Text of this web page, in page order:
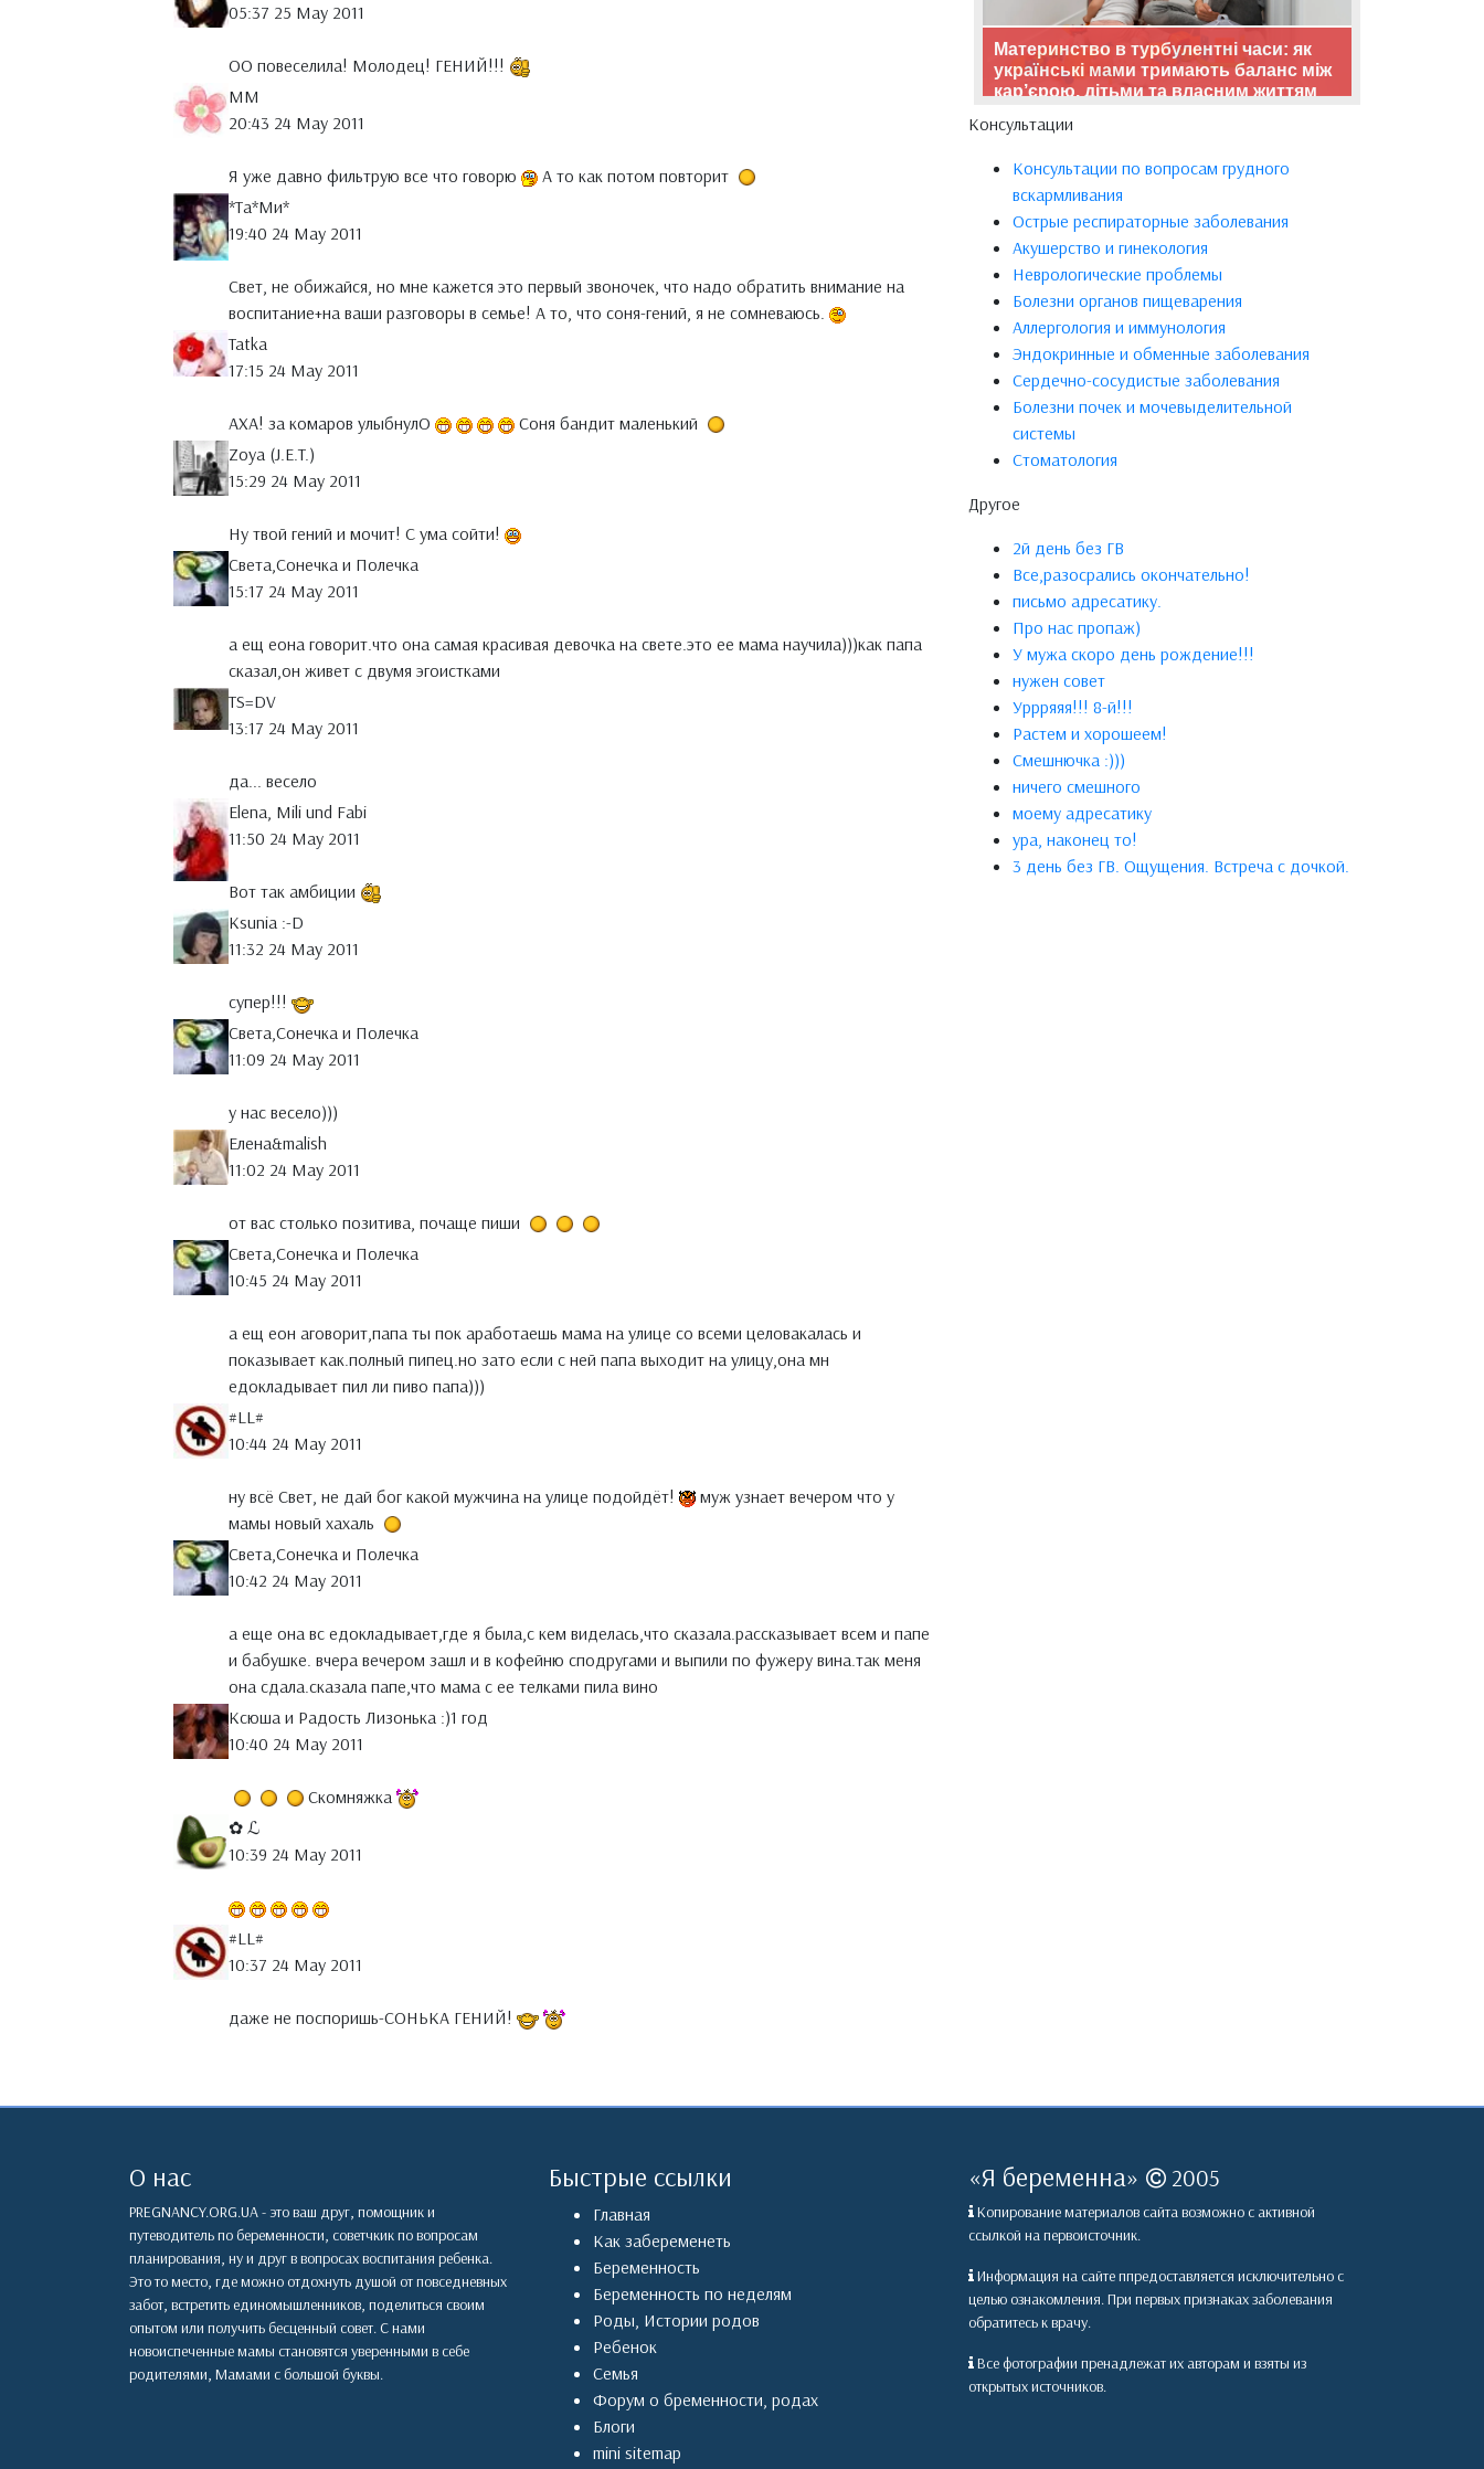
05:37 25 May 2011
ОО повеселила! Молодец! ГЕНИЙ!!!
MM
20:43 24 May 2011
Я уже давно фильтрую все что говорю
А то как потом повторит
*Тa*Ми*
19:40 24 May 2011
Свет, не обижайся, но мне кажется это первый звоночек, что надо обратить внимание на
воспитание+на ваши разговоры в семье! А то, что соня-гений, я не сомневаюсь.
Tatka
17:15 24 May 2011
АХА! за комаров улыбнулО
Соня бандит маленький
Zoya (J.E.T.)
15:29 24 May 2011
Ну твой гений и мочит! С ума сойти!
Света,Сонечка и Полечка
15:17 24 May 2011
а ещ еона говорит.что она самая красивая девочка на свете.это ее мама научила)))как папа
сказал,он живет с двумя эгоистками
TS=DV
13:17 24 May 2011
да... весело
Elena, Mili und Fabi
11:50 24 May 2011
Вот так амбиции
Ksunia :-D
11:32 24 May 2011
супер!!!
Света,Сонечка и Полечка
11:09 24 May 2011
у нас весело)))
Елена&malish
11:02 24 May 2011
от вас столько позитива, почаще пиши
Света,Сонечка и Полечка
10:45 24 May 2011
а ещ еон аговорит,папа ты пок аработаешь мама на улице со всеми целовакалась и
показывает как.полный пипец.но зато если с ней папа выходит на улицу,она мн
едокладывает пил ли пиво папа)))
#LL#
10:44 24 May 2011
ну всё Свет, не дай бог какой мужчина на улице подойдёт!
муж узнает вечером что у
мамы новый хахаль
Света,Сонечка и Полечка
10:42 24 May 2011
а еще она вс едокладывает,где я была,с кем виделась,что сказала.рассказывает всем и папе
и бабушке. вчера вечером зашл и в кофейню сподругами и выпили по фужеру вина.так меня
она сдала.сказала папе,что мама с ее телками пила вино
Ксюша и Радость Лизонька :)1 год
10:40 24 May 2011
Скомняжка
✿ ℒ
10:39 24 May 2011
#LL#
10:37 24 May 2011
даже не поспоришь-СОНЬКА ГЕНИЙ!
Материнство в турбулентні часи: як
українські мами тримають баланс між
кар’єрою, дітьми та власним життям
Консультации
Консультации по вопросам грудного
вскармливания
Острые респираторные заболевания
Акушерство и гинекология
Неврологические проблемы
Болезни органов пищеварения
Аллергология и иммунология
Эндокринные и обменные заболевания
Сердечно-сосудистые заболевания
Болезни почек и мочевыделительной
системы
Стоматология
Другое
2й день без ГВ
Все,разосрались окончательно!
письмо адресатику.
Про нас пропаж)
У мужа скоро день рождение!!!
нужен совет
Уррряяя!!! 8-й!!!
Растем и хорошеем!
Смешнючка :)))
ничего смешного
моему адресатику
ура, наконец то!
3 день без ГВ. Ощущения. Встреча с дочкой.
О нас
PREGNANCY.ORG.UA - это ваш друг, помощник и
путеводитель по беременности, советчкик по вопросам
планирования, ну и друг в вопросах воспитания ребенка.
Это то место, где можно отдохнуть душой от повседневных
забот, встретить единомышленников, поделиться своим
опытом или получить бесценный совет. С нами
новоиспеченные мамы становятся уверенными в себе
родителями, Мамами с большой буквы.
Быстрые ссылки
Главная
Как забеременеть
Беременность
Беременность по неделям
Роды, Истории родов
Ребенок
Семья
Форум о бременности, родах
Блоги
mini sitemap
«Я беременна» 2005
Копирование материалов сайта возможно с активной
ссылкой на первоисточник.
Информация на сайте ппредоставляется исключительно с
целью ознакомления. При первых признаках заболевания
обратитесь к врачу.
Все фотографии пренадлежат их авторам и взяты из
открытых источников.